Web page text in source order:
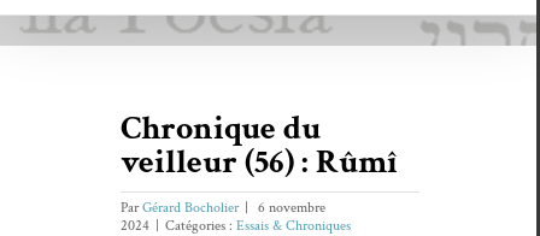
Chronique du
veilleur (56) : Rûmî
ParGérard Bocholier
6 novembre
2024
Catégories : Essais & Chroniques